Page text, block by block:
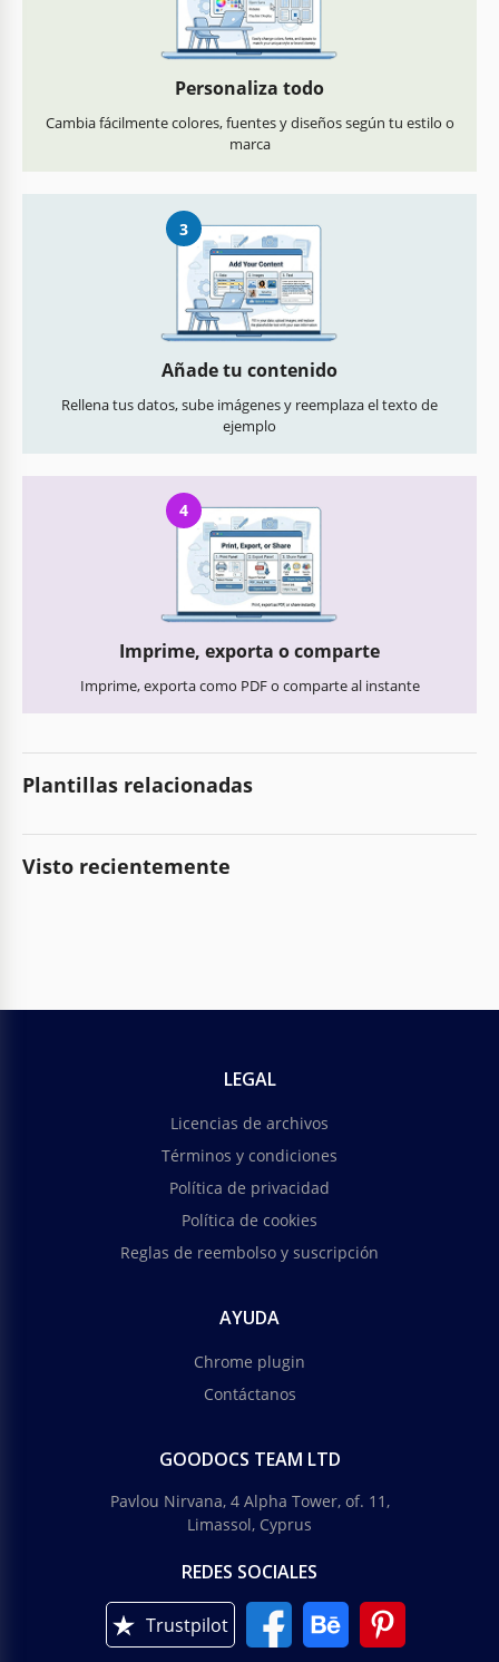
Personaliza todo
Cambia fácilmente colores, fuentes y diseños según tu estilo o
marca
3
Añade tu contenido
Rellena tus datos, sube imágenes y reemplaza el texto de
ejemplo
4
Imprime, exporta o comparte
Imprime, exporta como PDF o comparte al instante
Plantillas relacionadas
Visto recientemente
LEGAL
Licencias de archivos
Términos y condiciones
Política de privacidad
Política de cookies
Reglas de reembolso y suscripción
AYUDA
Chrome plugin
Contáctanos
GOODOCS TEAM LTD
Pavlou Nirvana, 4 Alpha Tower, of. 11,
Limassol, Cyprus
REDES SOCIALES
Trustpilot